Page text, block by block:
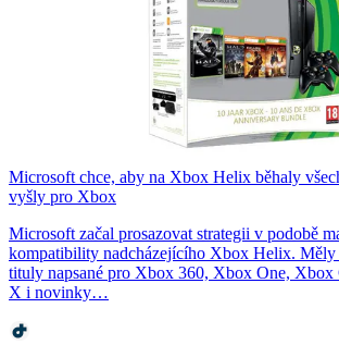
Microsoft chce, aby na Xbox Helix běhaly
vyšly pro Xbox
Microsoft začal prosazovat strategii v podobě
kompatibility nadcházejícího Xbox Helix. Měly
tituly napsané pro Xbox 360, Xbox One, Xbox
X i novinky…